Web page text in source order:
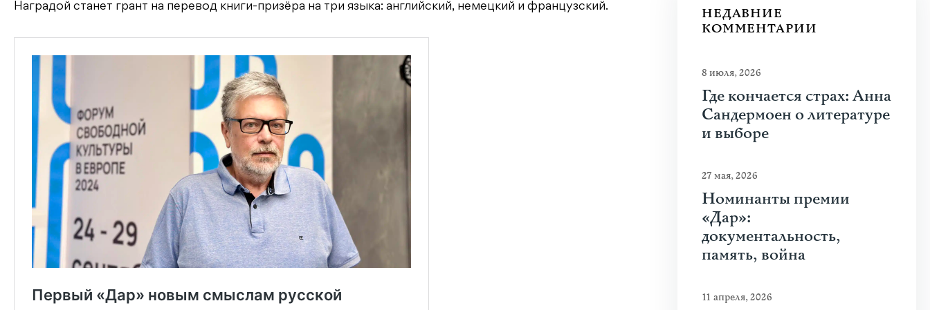
Наградой станет грант на перевод книги-призёра на три языка: английский, немецкий и французский.
НЕДАВНИЕ
КОММЕНТАРИИ
8 июля, 2026
Где кончается страх: Анна
Сандермоен о литературе
и выборе
27 мая, 2026
Номинанты премии
«Дар»:
документальность,
память, война
11 апреля, 2026